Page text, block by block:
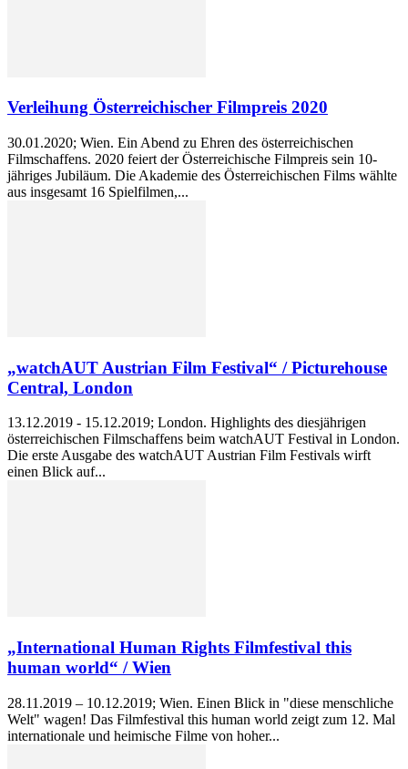
Verleihung Österreichischer Filmpreis 2020
30.01.2020; Wien. Ein Abend zu Ehren des österreichischen
Filmschaffens. 2020 feiert der Österreichische Filmpreis sein 10-
jähriges Jubiläum. Die Akademie des Österreichischen Films wählte
aus insgesamt 16 Spielfilmen,...
„watchAUT Austrian Film Festival“ / Picturehouse
Central, London
13.12.2019 - 15.12.2019; London. Highlights des diesjährigen
österreichischen Filmschaffens beim watchAUT Festival in London.
Die erste Ausgabe des watchAUT Austrian Film Festivals wirft
einen Blick auf...
„International Human Rights Filmfestival this
human world“ / Wien
28.11.2019 – 10.12.2019; Wien. Einen Blick in "diese menschliche
Welt" wagen! Das Filmfestival this human world zeigt zum 12. Mal
internationale und heimische Filme von hoher...